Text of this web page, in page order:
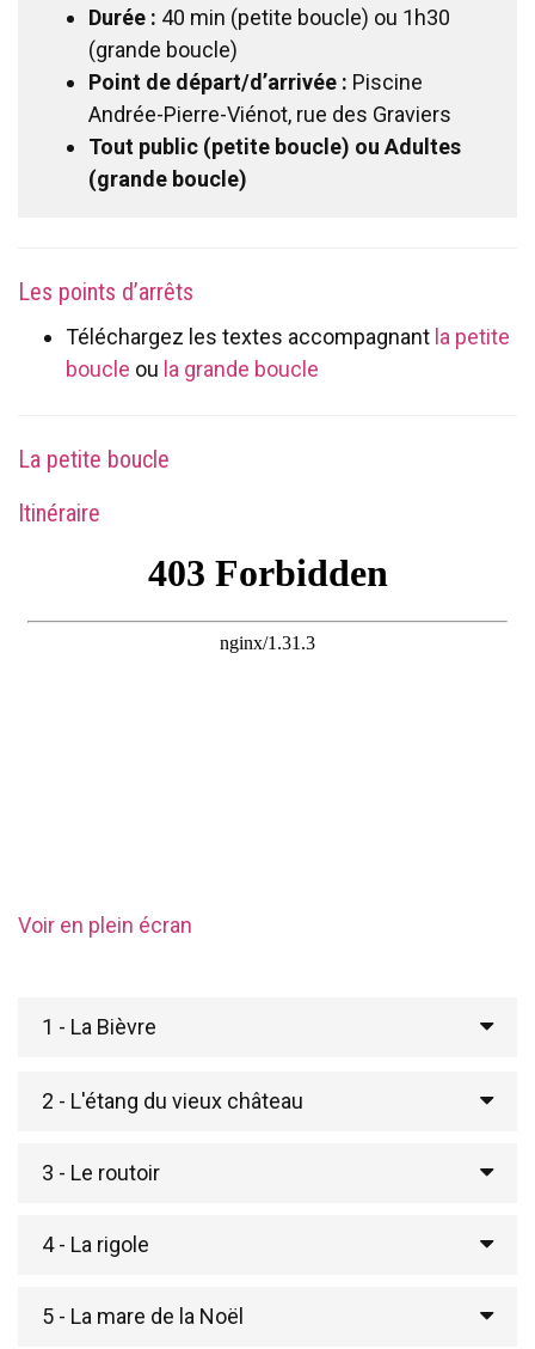
Durée : 40 min (petite boucle) ou 1h30
(grande boucle)
Point de départ/d’arrivée : Piscine
Andrée-Pierre-Viénot, rue des Graviers
Tout public (petite boucle) ou Adultes
(grande boucle)
Les points d’arrêts
Téléchargez les textes accompagnant la petite
boucle ou la grande boucle
La petite boucle
Itinéraire
Voir en plein écran
1 - La Bièvre
2 - L'étang du vieux château
3 - Le routoir
4 - La rigole
5 - La mare de la Noël